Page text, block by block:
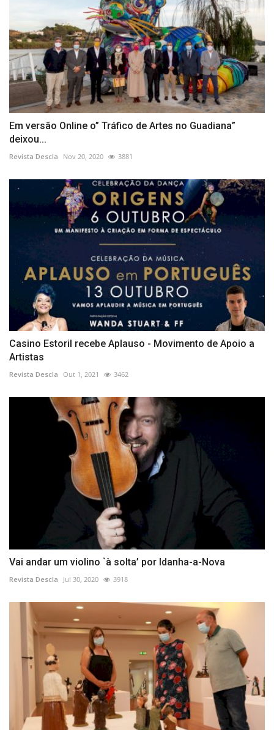
Em versão Online o” Tráfico de Artes no Guadiana”
deixou...
Revista Descla Nov 20, 2020 3881
Casino Estoril recebe Aplauso - Movimento de Apoio a
Artistas
Revista Descla Out 1, 2021 3462
Vai andar um violino `à solta’ por Idanha-a-Nova
Revista Descla Jul 30, 2020 3918